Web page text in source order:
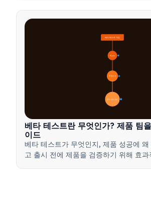
🔍 정의 4
🎯 중요성 7
📋 과정과 유형
베타 테스트 개요
베타 테스트란 무엇인가? 제품 팀
이드
베타 테스트가 무엇인지, 제품 성공에 왜
고 출시 전에 제품을 검증하기 위해 효